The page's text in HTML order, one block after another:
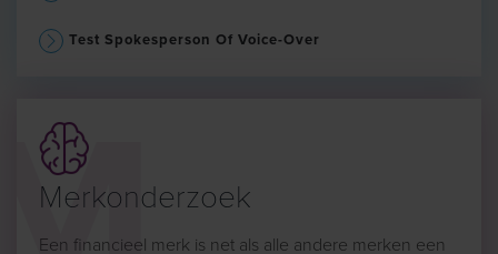
Test Spokesperson Of Voice-Over
Merkonderzoek
Een financieel merk is net als alle andere merken een